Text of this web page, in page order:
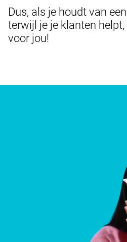
Dus, als je houdt van
terwijl je je klanten
voor jou!